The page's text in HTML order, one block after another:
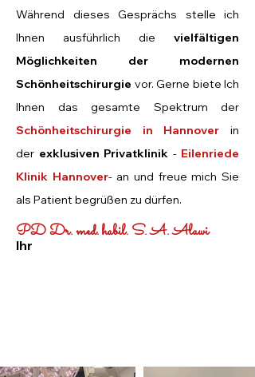
Während dieses Gesprächs stelle ich
Ihnen ausführlich die vielfältigen
Möglichkeiten der modernen
Schönheitschirurgie vor. Gerne biete Ich
Ihnen das gesamte Spektrum der
Schönheitschirurgie in Hannover in
der exklusiven Privatklinik - Eilenriede
Klinik Hannover- an und freue mich Sie
als Patient begrüßen zu dürfen.
Ihr
PD Dr. med. habil. S. A. Alawi